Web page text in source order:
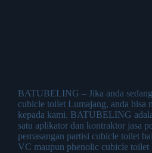
BATUBELING – Jika anda
cubicle toilet Lumajang, anda bisa
kepada kami. BATUBELING
satu aplikator dan kontraktor jasa
pemasangan partisi cubicle toilet
VC maupun phenolic cubicle toilet